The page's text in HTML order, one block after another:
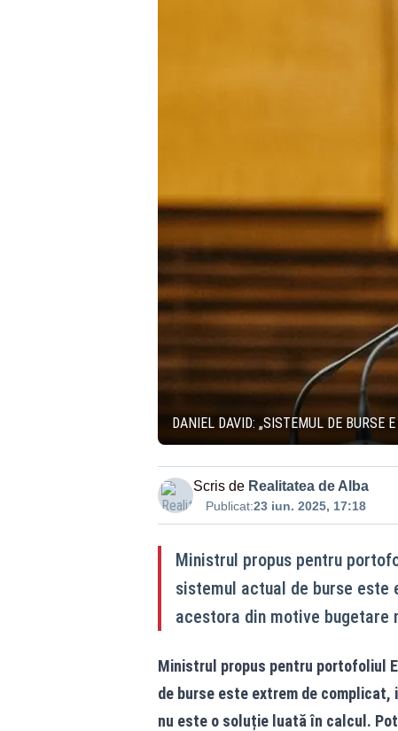
DANIEL DAVID: „SISTEMUL DE BURSE
Scris de Realitatea de Alba
Publicat:23 iun. 2025, 17:18
Ministrul propus pentru
sistemul actual de burse este
acestora din motive bugetare
Ministrul propus pentru portofoliul
de burse este extrem de
nu este o soluție luată în calcul.